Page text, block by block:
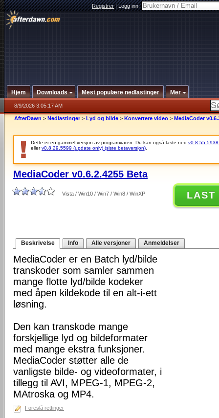
Registrer|Logg inn:
Hjem Downloads Mest populære nedlastinger Mer
8/9/2026 3:05:17 AM
AfterDawn > Nedlastinger > Lyd og bilde > Konvertere video > MediaCoder
Dette er en gammel versjon av programvaren. Du kan også laste ned v0.8.55.5938
ellerv0.8.29.5599 (update only) (siste betaversjon)
MediaCoder v0.6.2.4255 Beta
Vista / Win10 / Win7 / Win8 / WinXP LAST
Beskrivelse Info Alle versjoner Anmeldelser
MediaCoder er en Batch lyd/bilde
transkoder som samler sammen
mange flotte lyd/bilde kodeker
med åpen kildekode til en alt-i-ett
løsning.
Den kan transkode mange
forskjellige lyd og bildeformater
med mange ekstra funksjoner.
MediaCoder støtter alle de
vanligste bilde- og videoformater, i
tillegg til AVI, MPEG-1, MPEG-2,
MAtroska og MP4.
Foreslå rettinger